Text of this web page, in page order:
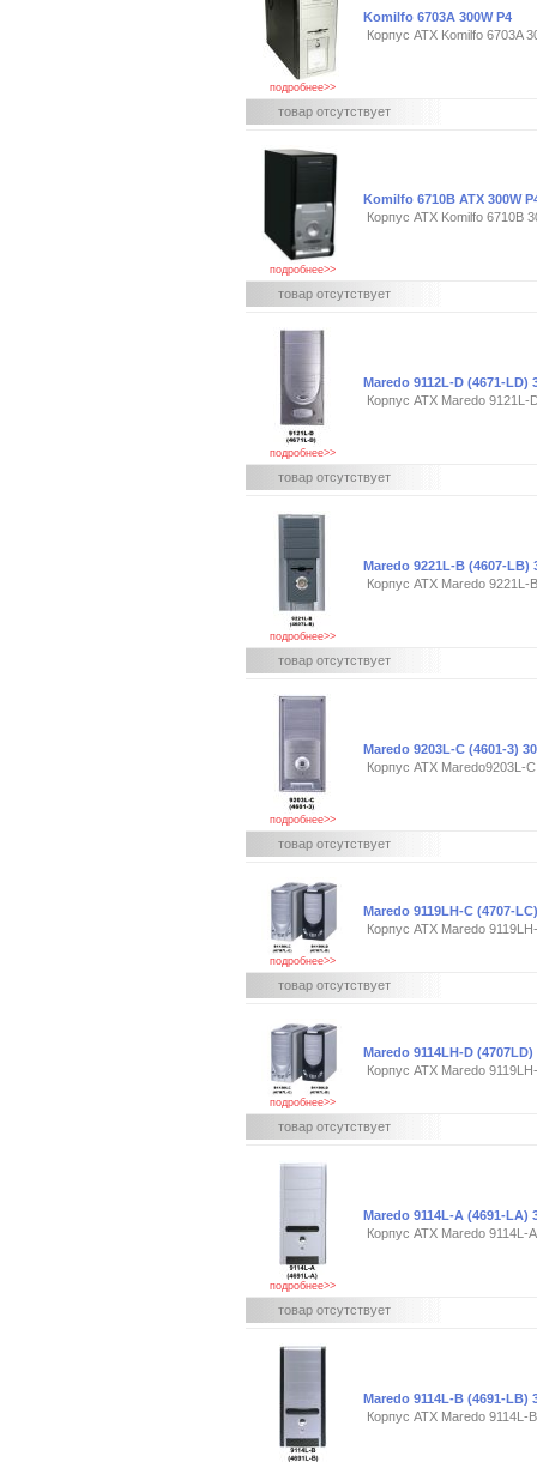
подробнее>>
Komilfo 6703A 300W P4
Корпус ATX Komilfo 6703A
товар отсутствует
подробнее>>
Komilfo 6710B ATX 300W
Корпус ATX Komilfo 6710B
товар отсутствует
подробнее>>
Maredo 9112L-D (4671-LD)
Корпус ATX Maredo 9121L-
товар отсутствует
подробнее>>
Maredo 9221L-B (4607-LB)
Корпус ATX Maredo 9221L-
товар отсутствует
подробнее>>
Maredo 9203L-C (4601-3)
Корпус ATX Maredo9203L-
товар отсутствует
подробнее>>
Maredo 9119LH-C (4707-
Корпус ATX Maredo
товар отсутствует
подробнее>>
Maredo 9114LH-D (4707LD)
Корпус ATX Maredo
товар отсутствует
подробнее>>
Maredo 9114L-A (4691-LA)
Корпус ATX Maredo 9114L-
товар отсутствует
Maredo 9114L-B (4691-LB)
Корпус ATX Maredo 9114L-